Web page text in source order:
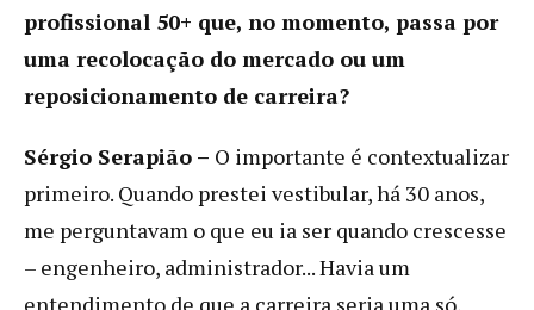
profissional 50+ que, no momento, passa por
uma recolocação do mercado ou um
reposicionamento de carreira?
Sérgio Serapião – O importante é contextualizar
primeiro. Quando prestei vestibular, há 30 anos,
me perguntavam o que eu ia ser quando crescesse
– engenheiro, administrador... Havia um
entendimento de que a carreira seria uma só,